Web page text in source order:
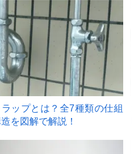
ップとは？全7種類の仕組
を図解で解説！